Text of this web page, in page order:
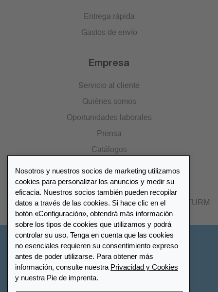
Entrega rápida
Gastos de envío
Empresa
Servicio al cliente
Quiénes somos
Oportunidades laborales
Prensa
Catálogos
Lista de distribuidores
Encuentre su distribuidor más cercano LEUCHTTURM
Nosotros y nuestros socios de marketing utilizamos
cookies para personalizar los anuncios y medir su
eficacia. Nuestros socios también pueden recopilar
datos a través de las cookies. Si hace clic en el
botón «Configuración», obtendrá más información
sobre los tipos de cookies que utilizamos y podrá
controlar su uso. Tenga en cuenta que las cookies
no esenciales requieren su consentimiento expreso
antes de poder utilizarse. Para obtener más
información, consulte nuestra Privacidad y Cookies
y nuestra Pie de imprenta.
Configuración de cookies Privacidad y Cookies
Declaración de accesibilidad